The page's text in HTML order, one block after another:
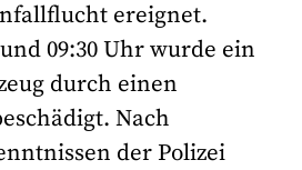
ereignet.
09:30 Uhr wurde ein
durch einen
Nach
der Polizei